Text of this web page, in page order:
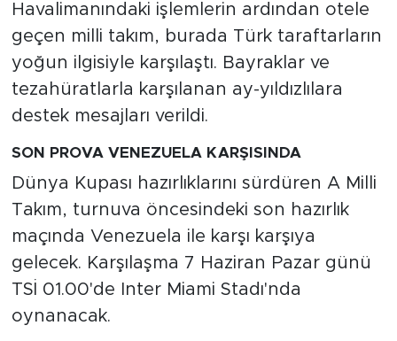
Havalimanındaki işlemlerin ardından otele
geçen milli takım, burada Türk taraftarların
yoğun ilgisiyle karşılaştı. Bayraklar ve
tezahüratlarla karşılanan ay-yıldızlılara
destek mesajları verildi.
SON PROVA VENEZUELA KARŞISINDA
Dünya Kupası hazırlıklarını sürdüren A Milli
Takım, turnuva öncesindeki son hazırlık
maçında Venezuela ile karşı karşıya
gelecek. Karşılaşma 7 Haziran Pazar günü
TSİ 01.00'de Inter Miami Stadı'nda
oynanacak.